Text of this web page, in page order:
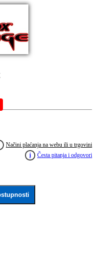
Načini plaćanja na webu ili u trgovini
i
Česta pitanja i odgovori